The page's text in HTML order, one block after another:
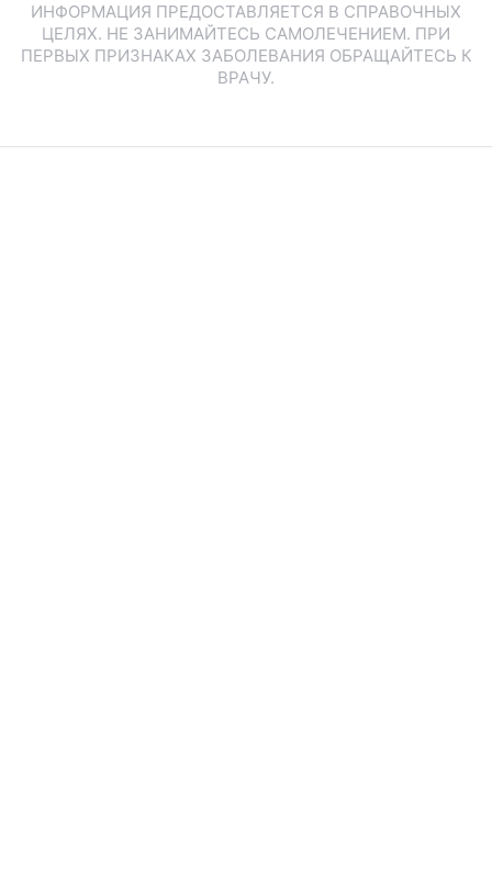
ИНФОРМАЦИЯ ПРЕДОСТАВЛЯЕТСЯ В СПРАВОЧНЫХ
ЦЕЛЯХ. НЕ ЗАНИМАЙТЕСЬ САМОЛЕЧЕНИЕМ. ПРИ
ПЕРВЫХ ПРИЗНАКАХ ЗАБОЛЕВАНИЯ ОБРАЩАЙТЕСЬ К
ВРАЧУ.